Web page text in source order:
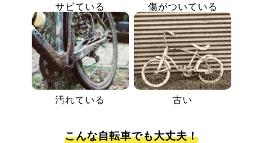
サビている 傷がついている
汚れている 古い
こんな自転車でも大丈夫！